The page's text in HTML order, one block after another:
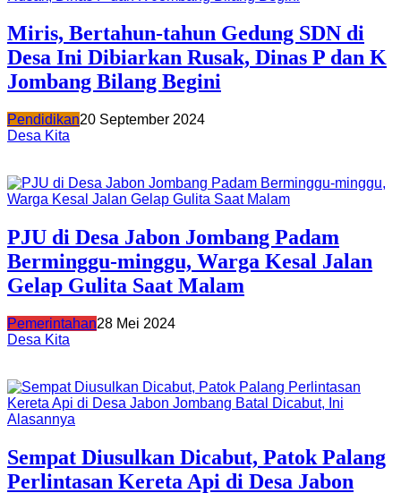
Miris, Bertahun-tahun Gedung SDN di
Desa Ini Dibiarkan Rusak, Dinas P dan K
Jombang Bilang Begini
Pendidikan20 September 2024
Desa Kita
PJU di Desa Jabon Jombang Padam
Berminggu-minggu, Warga Kesal Jalan
Gelap Gulita Saat Malam
Pemerintahan28 Mei 2024
Desa Kita
Sempat Diusulkan Dicabut, Patok Palang
Perlintasan Kereta Api di Desa Jabon